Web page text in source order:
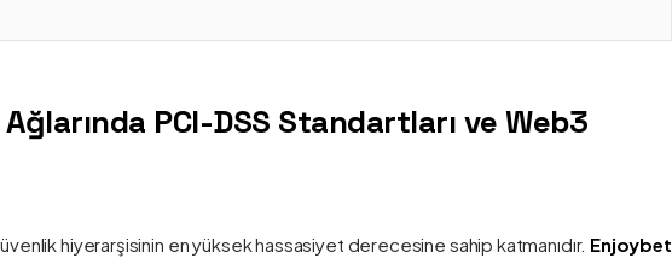
PCI-DSS Standartları ve Web3
hiyerarşisinin en yüksek hassasiyet derecesine sahip katmanıdır. Enjoybet